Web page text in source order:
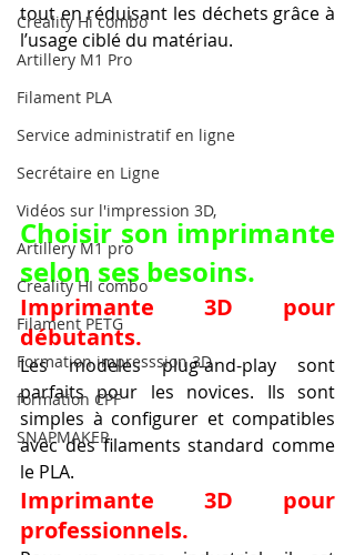
Creality Hi combo
Artillery M1 Pro
Filament PLA
Service administratif en ligne
Secrétaire en Ligne
Vidéos sur l'impression 3D,
Artillery M1 pro
Creality HI combo
Filament PETG
Formation impresssion 3D
formation CPF
SNAPMAKER
tout en réduisant les déchets grâce à
l’usage ciblé du matériau.
Choisir son imprimante
selon ses besoins.
Imprimante 3D pour
débutants.
Les modèles plug-and-play sont
parfaits pour les novices. Ils sont
simples à configurer et compatibles
avec des filaments standard comme
le PLA.
Imprimante 3D pour
professionnels.